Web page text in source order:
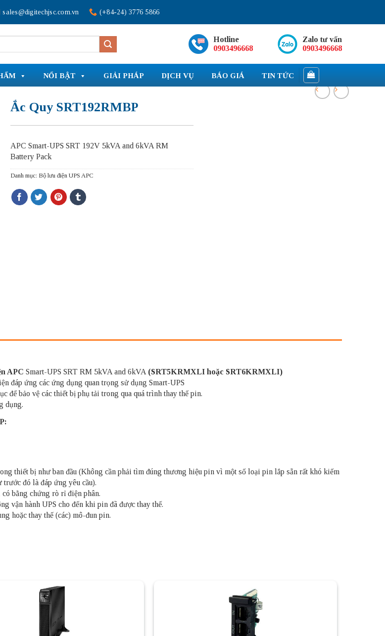
sales@digitechjsc.com.vn (+84-24) 3776 5866
Hotline
0903496668
Zalo tư vấn
0903496668
NỔI BẬT GIẢI PHÁP DỊCH VỤ BÁO GIÁ TIN TỨC
Ắc Quy SRT192RMBP
APC Smart-UPS SRT 192V 5kVA and 6kVA RM
Battery Pack
Danh mục: Bộ lưu điện UPS APC
APC Smart-UPS SRT RM 5kVA and 6kVA (SRT5KRMXLI hoặc SRT6KRMXLI)
đáp ứng các ứng dụng quan trọng sử dụng Smart-UPS
để bảo vệ các thiết bị phụ tải trong qua quá trình thay thế pin.
dụng.
thiết bị như ban đầu (Không cần phải tìm đúng thương hiệu pin vì một số loại pin lắp sẵn rất khó kiếm
đó là đáp ứng yêu cầu).
bằng chứng rò rỉ điện phân.
vận hành UPS cho đến khi pin đã được thay thế.
hoặc thay thế (các) mô-đun pin.